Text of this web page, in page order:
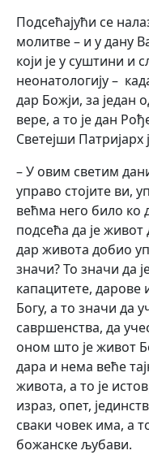
Подсећајући се
молитве – и у дану
који је у суштини и
неонатологију –
дар Божји, за један
вере, а то је дан
Светејши Патријарх
– У овим светим
управо стојите ви,
већма него било ко
подсећа да је живот
дар живота добио
значи? То значи да
капацитете, дарове
Богу, а то значи да
савршенства, да
оном што је живот
дара и нема веће
живота, а то је
израз, опет,
сваки човек има, а
божанске љубави.